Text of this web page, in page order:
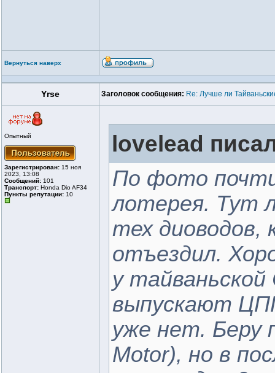
Вернуться наверх
Yrse Заголовок сообщения: Re: Лучше ли
Опытный
Зарегистрирован: 15 ноя
2023, 13:08
Сообщений: 101
Транспорт: Honda Dio AF34
Пункты репутации: 10
lovelead
По фото почти
лотерея. Тут
тех диоводов,
отъездил.
у
выпускают
уже нет. Беру
Motor), но в